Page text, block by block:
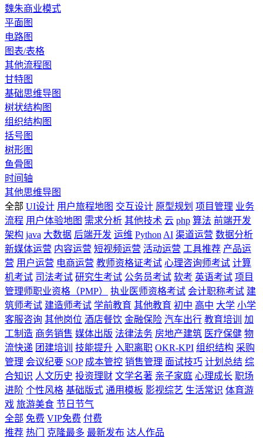
魏朱商业模式
平面图
电路图
图表/表格
其他流程图
甘特图
基础思维导图
树状结构图
组织结构图
括号图
树形图
鱼骨图
时间轴
其他思维导图
全部 UI设计 用户旅程地图 交互设计 原型规划 项目管理 业务
流程 用户体验地图 需求分析 其他技术 云 php 算法 前端开发
架构 java 大数据 后端开发 运维 Python AI 渠道运营 数据分析
新媒体运营 内容运营 短视频运营 活动运营 工具推荐 产品运
营 用户运营 电商运营 教师资格证考试 心理咨询师考试 计算
机考试 司法考试 研究生考试 公务员考试 软考 英语考试 项目
管理师职业资格（PMP）
执业医师资格考试 会计职称考试 建
筑师考试 建造师考试 学前教育 其他教育 初中 高中 大学 小学
客服咨询 其他岗位 酒店餐饮 金融保险 汽车出行 教育培训
加
工制造 商务销售 媒体出版 法律法务 房地产建筑 医疗保健 物
流快递 团建培训 技能提升 入职离职 OKR-KPI 组织结构 采购
管理 会议纪要 SOP 成本管控 销售管理 面试技巧 计划总结 综
合知识 人文历史 投资理财 文学名著 亲子家庭 心理成长 职场
进阶 个性风格 基础版式 通用模板 影视综艺 生活常识 体育游
戏 旅游美食 节日节气
全部 免费 VIP免费 付费
推荐 热门 克隆最多 最新发布 达人作品